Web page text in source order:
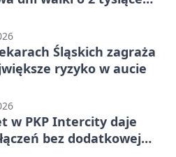
Śląskich zagraża
ryzyko w aucie
w PKP Intercity daje
bez dodatkowej